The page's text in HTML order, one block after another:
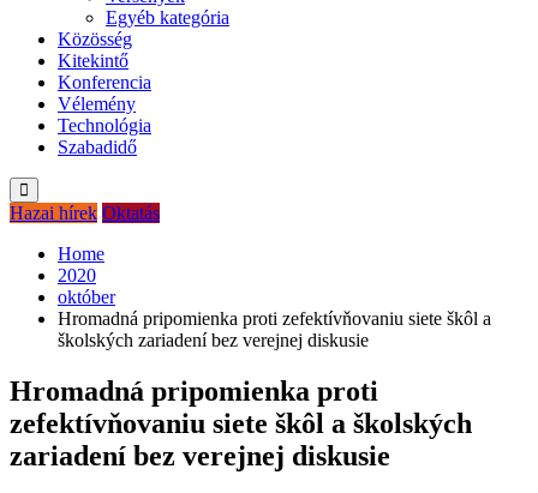
Egyéb kategória
Közösség
Kitekintő
Konferencia
Vélemény
Technológia
Szabadidő
Hazai hírek Oktatás
Home
2020
október
Hromadná pripomienka proti zefektívňovaniu siete škôl a
školských zariadení bez verejnej diskusie
Hromadná pripomienka proti
zefektívňovaniu siete škôl a školských
zariadení bez verejnej diskusie